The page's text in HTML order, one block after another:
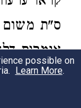
ס"ת משום
אומרים
ומה
וי"א
possible on
Learn More.